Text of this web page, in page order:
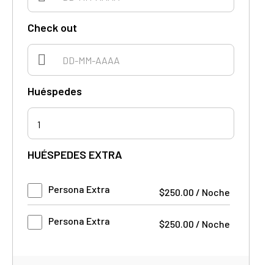
Check out
Huéspedes
1
HUÉSPEDES EXTRA
Persona Extra $250.00 / Noche
Persona Extra $250.00 / Noche